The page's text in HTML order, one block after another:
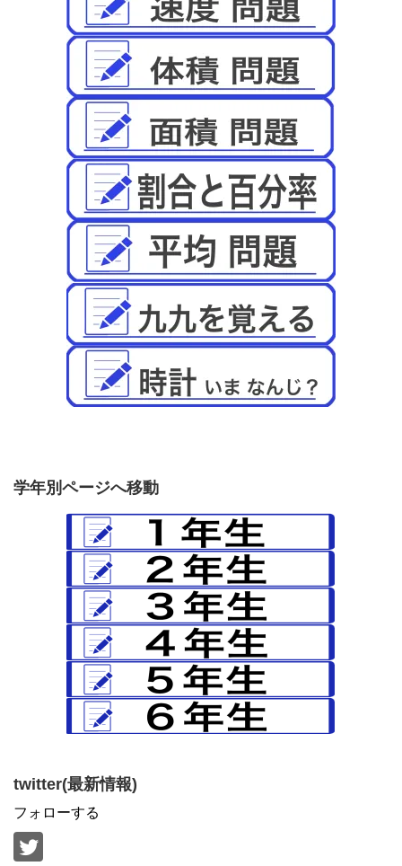
学年別ページへ移動
twitter(最新情報)
フォローする